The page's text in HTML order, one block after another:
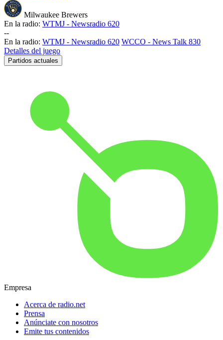
Milwaukee Brewers
En la radio: WTMJ - Newsradio 620
--
En la radio: WTMJ - Newsradio 620 WCCO - News Talk 830
Detalles del juego
Partidos actuales
Empresa
Acerca de radio.net
Prensa
Anúnciate con nosotros
Emite tus contenidos